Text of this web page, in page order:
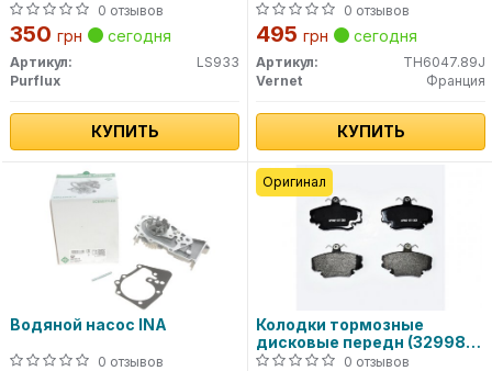
0 отзывов
350 грн сегодня
Артикул:
LS933
Purflux
КУПИТЬ
0 отзывов
495 грн сегодня
Артикул:
TH6047.89J
Vernet
Франция
КУПИТЬ
Водяной насос INA
0 отзывов
Колодки тормозные
дисковые передн (32998)
ASAM
0 отзывов
Оригинал